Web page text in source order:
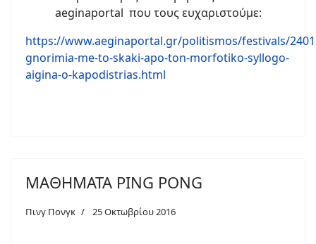
aeginaportal που τους ευχαριστούμε:
https://www.aeginaportal.gr/politismos/festivals/
gnorimia-me-to-skaki-apo-ton-morfotiko-syllogo-
aigina-o-kapodistrias.html
ΜΑΘΗΜΑΤΑ PING PONG
Πινγ Πονγκ 25 Οκτωβρίου 2016